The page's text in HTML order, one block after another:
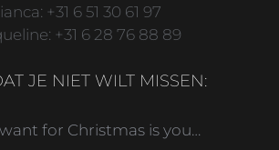
+31 6 51 30 61 97
+31 6 28 76 88 89
JE NIET WILT MISSEN:
for Christmas is you…